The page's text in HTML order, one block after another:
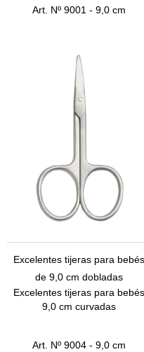
Art. Nº 9001 - 9,0 cm
Excelentes tijeras para bebés
de 9,0 cm dobladas
Excelentes tijeras para bebés
9,0 cm curvadas
Art. Nº 9004 - 9,0 cm